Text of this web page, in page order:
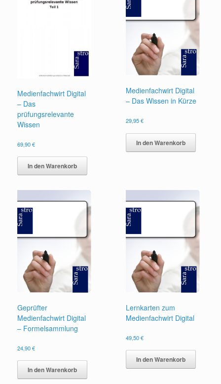
Medienfachwirt Digital
– Das
prüfungsrelevante
Wissen
69,90€
In den Warenkorb
Medienfachwirt Digital
– Das Wissen in Kürze
29,95€
In den Warenkorb
Geprüfter
Medienfachwirt Digital
– Formelsammlung
24,90€
In den Warenkorb
Lernkarten zum
Medienfachwirt Digital
49,50€
In den Warenkorb